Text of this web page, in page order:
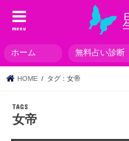
menu
ホーム 無料占い診断
HOME タグ : 女帝
女帝